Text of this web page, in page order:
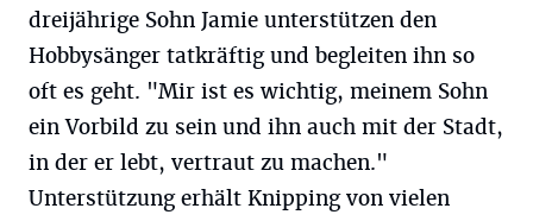
dreijährige Sohn Jamie unterstützen den
Hobbysänger tatkräftig und begleiten ihn so
oft es geht. "Mir ist es wichtig, meinem Sohn
ein Vorbild zu sein und ihn auch mit der Stadt,
in der er lebt, vertraut zu machen."
Unterstützung erhält Knipping von vielen